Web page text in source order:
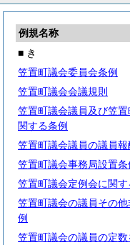
例規名称
■ き
笠置町議会委員会条例
笠置町議会会議規則
笠置町議会議員及び笠
関する条例
笠置町議会議員の議員
笠置町議会事務局設置条
笠置町議会定例会に関す
笠置町議会の議員その
例
笠置町議会の議員の定数